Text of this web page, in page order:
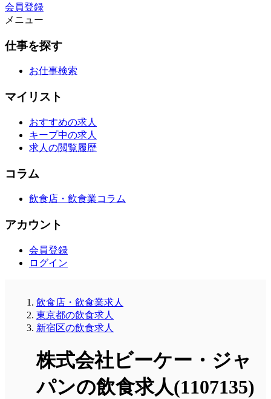
会員登録
メニュー
仕事を探す
お仕事検索
マイリスト
おすすめの求人
キープ中の求人
求人の閲覧履歴
コラム
飲食店・飲食業コラム
アカウント
会員登録
ログイン
飲食店・飲食業求人
東京都の飲食求人
新宿区の飲食求人
株式会社ビーケー・ジャ
パンの飲食求人(1107135)